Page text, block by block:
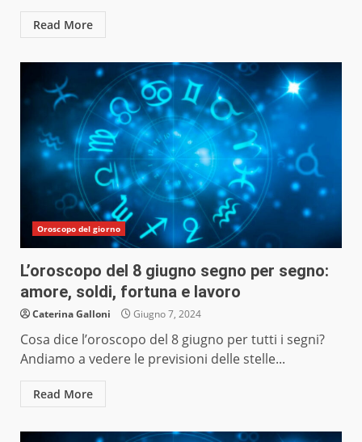
Read More
Oroscopo del giorno
L’oroscopo del 8 giugno segno per segno:
amore, soldi, fortuna e lavoro
Caterina Galloni Giugno 7, 2024
Cosa dice l’oroscopo del 8 giugno per tutti i segni?
Andiamo a vedere le previsioni delle stelle...
Read More